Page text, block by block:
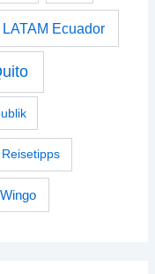
LATAM Ecuador
Reisetipps
Wingo